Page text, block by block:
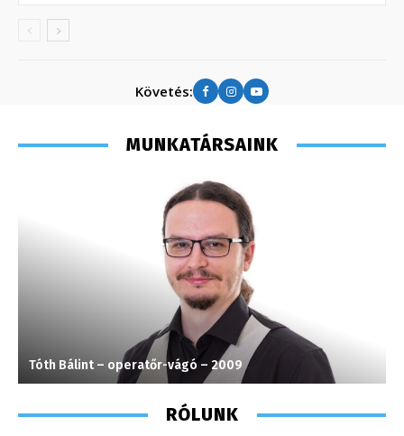
Követés:
MUNKATÁRSAINK
Tóth Bálint – operatőr-vágó – 2009
RÓLUNK